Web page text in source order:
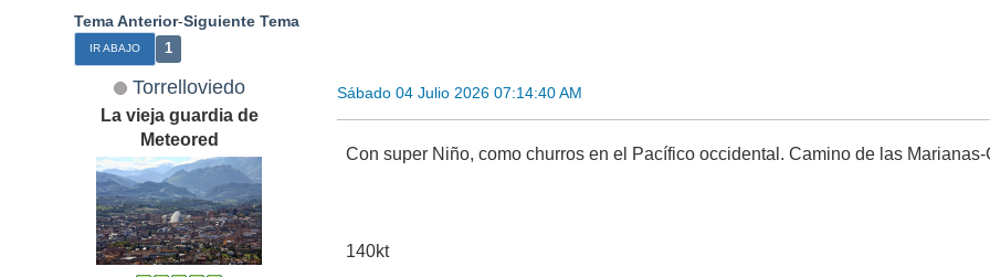
Tema Anterior-Siguiente Tema
IR ABAJO 1
Torrelloviedo
La vieja guardia de
Meteored
Sábado 04 Julio 2026 07:14:40 AM
Con super Niño, como churros en el Pacífico occidental. Camino de las Marianas-
140kt